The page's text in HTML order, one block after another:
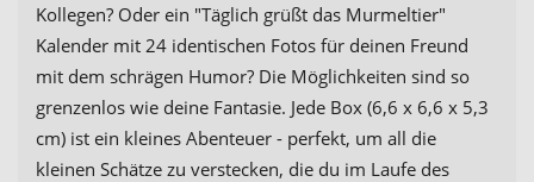
Kollegen? Oder ein "Täglich grüßt das Murmeltier"
Kalender mit 24 identischen Fotos für deinen Freund
mit dem schrägen Humor? Die Möglichkeiten sind so
grenzenlos wie deine Fantasie. Jede Box (6,6 x 6,6 x 5,3
cm) ist ein kleines Abenteuer - perfekt, um all die
kleinen Schätze zu verstecken, die du im Laufe des